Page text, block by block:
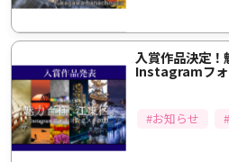
入賞作品決定！
Instagramフォ
#お知らせ